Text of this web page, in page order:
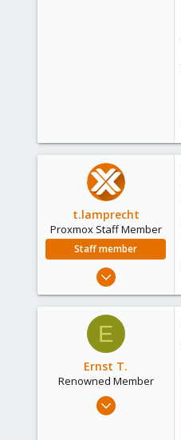
t.lamprecht
Proxmox Staff Member
Staff member
Jul 28, 2015
5,474
South Tyrol/Italy
shop.proxmox.com
E
Ernst T.
Renowned Member
Feb 4, 2019